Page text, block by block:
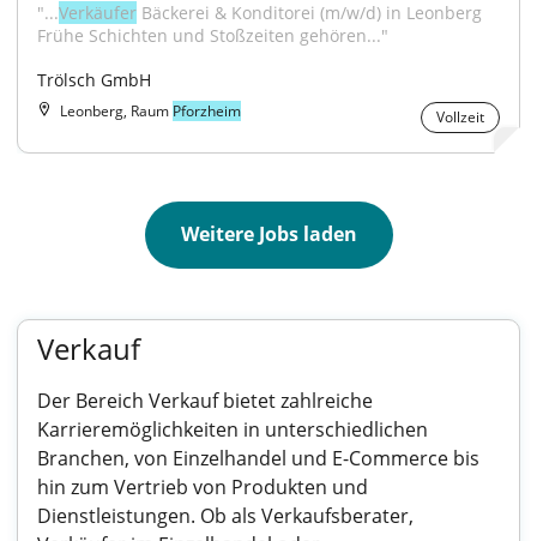
"...Verkäufer Bäckerei & Konditorei (m/w/d) in Leonberg
Frühe Schichten und Stoßzeiten gehören..."
Trölsch GmbH
Leonberg, Raum Pforzheim Vollzeit
Weitere Jobs laden
Verkauf
Der Bereich Verkauf bietet zahlreiche
Karrieremöglichkeiten in unterschiedlichen
Branchen, von Einzelhandel und E-Commerce bis
hin zum Vertrieb von Produkten und
Dienstleistungen. Ob als Verkaufsberater,